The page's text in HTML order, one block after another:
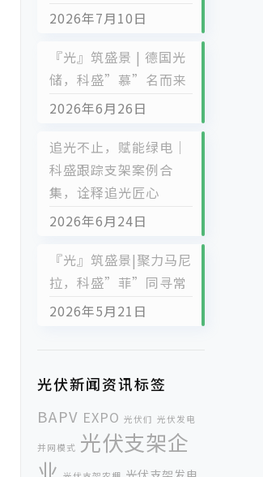
2026年7月10日
『光』筑盛景 | 德国光
储，科盛”慕”名而来
2026年6月26日
追光不止，赋能绿电｜
科盛跟踪支架案例合
集，诠释追光匠心
2026年6月24日
『光』筑盛景|聚力马尼
拉，科盛”菲”同寻常
2026年5月21日
光伏新闻资讯标签
BAPV EXPO 光伏们 光伏发电
并网模式 光伏支架企
业